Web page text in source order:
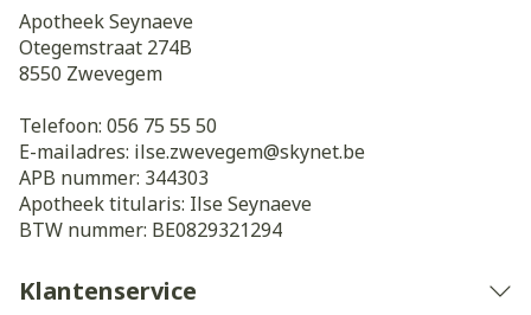
Apotheek Seynaeve
Otegemstraat 274B
8550 Zwevegem
Telefoon: 056 75 55 50
E-mailadres: ilse.zwevegem@skynet.be
APB nummer: 344303
Apotheek titularis: Ilse Seynaeve
BTW nummer: BE0829321294
Klantenservice